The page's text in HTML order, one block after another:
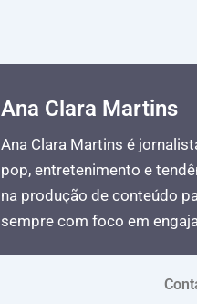
Ana Clara Martins
Ana Clara Martins é
pop, entretenimento e
na produção de conteúdo
sempre com foco em